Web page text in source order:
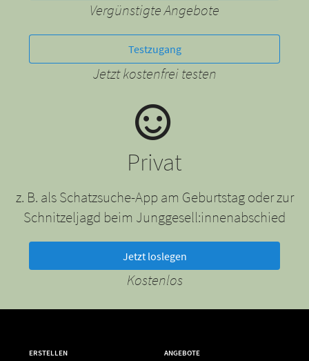
Vergünstigte Angebote
Testzugang
Jetzt kostenfrei testen
Privat
z. B. als Schatzsuche-App am Geburtstag oder zur
Schnitzeljagd beim Junggesell:innenabschied
Jetzt loslegen
Kostenlos
ERSTELLEN ANGEBOTE